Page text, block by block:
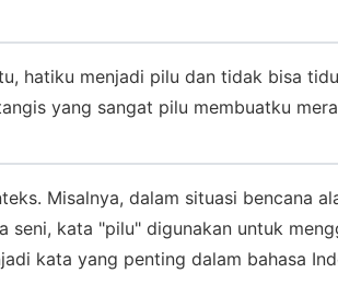
hatiku menjadi pilu dan tidak bisa
yang sangat pilu membuatku
Misalnya, dalam situasi bencana
kata "pilu" digunakan untuk
kata yang penting dalam bahasa